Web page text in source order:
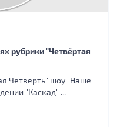
рубрики "Четвёртая
Четверть" шоу "Наше
"Каскад" ...